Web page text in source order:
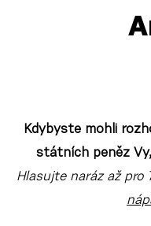
Kdybyste mohli
státních peněz
Hlasujte naráz až pro